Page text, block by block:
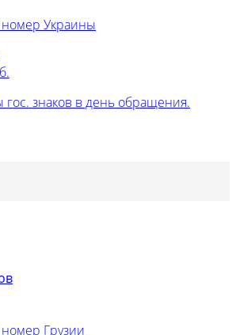
гос. знаков в день обращения.